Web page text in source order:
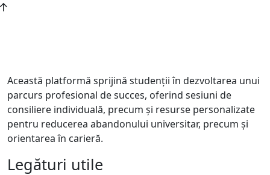
Această platformă sprijină studenții în dezvoltarea unui
parcurs profesional de succes, oferind sesiuni de
consiliere individuală, precum și resurse personalizate
pentru reducerea abandonului universitar, precum și
orientarea în carieră.
Legături utile